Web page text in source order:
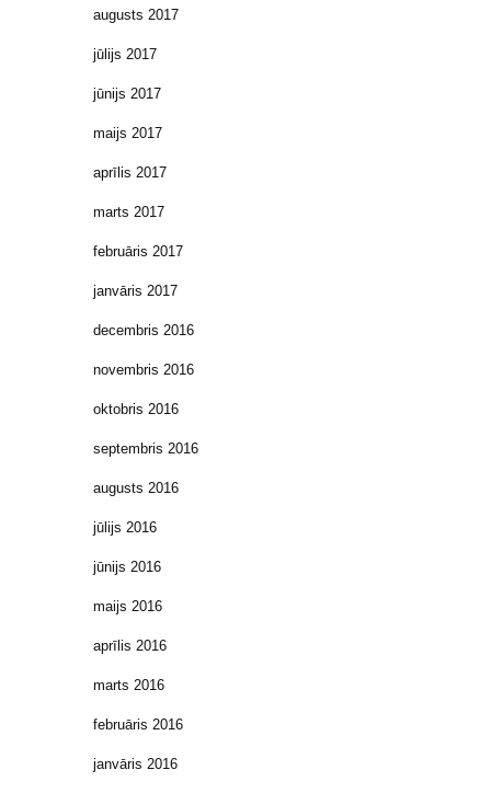
augusts 2017
jūlijs 2017
jūnijs 2017
maijs 2017
aprīlis 2017
marts 2017
februāris 2017
janvāris 2017
decembris 2016
novembris 2016
oktobris 2016
septembris 2016
augusts 2016
jūlijs 2016
jūnijs 2016
maijs 2016
aprīlis 2016
marts 2016
februāris 2016
janvāris 2016